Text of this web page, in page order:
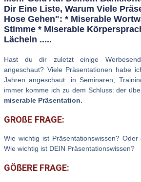
Dir Eine Liste, Warum Viele
Hose Gehen": * Miserable
Stimme * Miserable
Lächeln .....
Hast du dir zuletzt einige
angeschaut? Viele Präsentationen habe
Jahren angeschaut: in Seminaren,
immer komme ich zu dem Schluss: der
miserable Präsentation.
GROßE FRAGE:
Wie wichtig ist Präsentationswissen?
Wie wichtig ist DEIN Präsentationswissen?
GÖßERE FRAGE: